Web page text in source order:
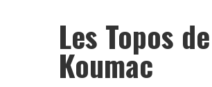
Les Topos de
Koumac